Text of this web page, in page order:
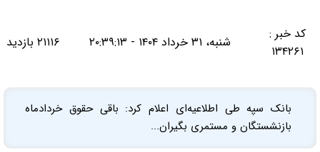
کد خبر :
۱۳۴۲۶۱
شنبه، ۳۱ خرداد ۱۴۰۴ - ۲۰:۳۹:۱۳ ۲۱۱۱۶ بازدید
بانک سپه طی اطلاعیه‌ای اعلام کرد: باقی حقوق خردادماه
بازنشستگان و مستمری بگیران...